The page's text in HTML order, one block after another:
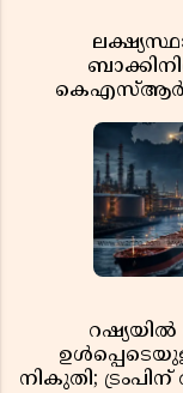
റഷ്യയിൽ
നികുതി;